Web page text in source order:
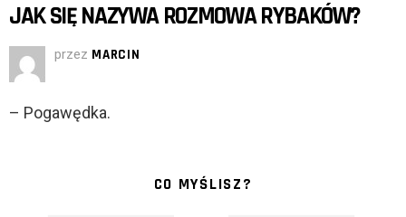
JAK SIĘ NAZYWA ROZMOWA RYBAKÓW?
przez MARCIN
– Pogawędka.
CO MYŚLISZ?